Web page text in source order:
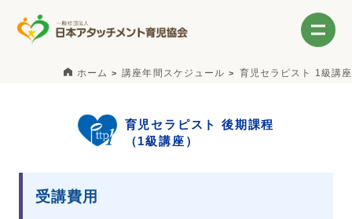
ホーム 講座年間スケジュール 育児セラピスト 1級講座
育児セラピスト 後期課程
（1級講座）
受講費用